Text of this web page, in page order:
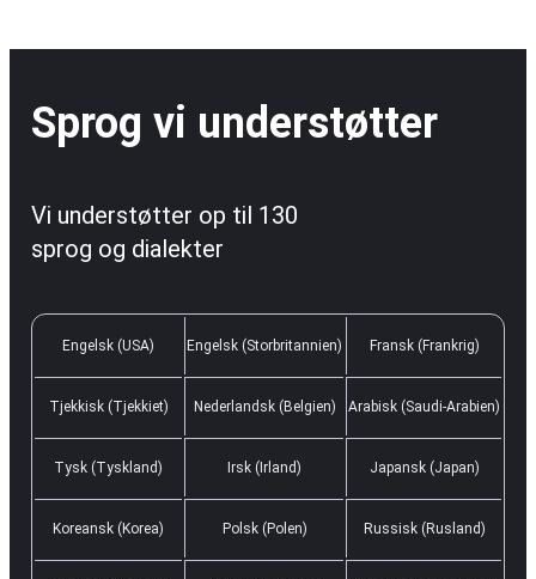
Sprog vi understøtter
Vi understøtter op til 130
sprog og dialekter
Engelsk (USA) Engelsk (Storbritannien) Fransk (Frankrig)
Tjekkisk (Tjekkiet) Nederlandsk (Belgien) Arabisk (Saudi-Arabien)
Tysk (Tyskland) Irsk (Irland) Japansk (Japan)
Koreansk (Korea) Polsk (Polen) Russisk (Rusland)